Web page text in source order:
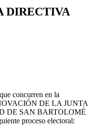
DIRECTIVA
concurren en la
DE LA JUNTA
DE SAN BARTOLOMÉ
proceso electoral: